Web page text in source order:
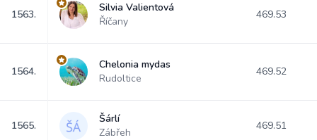
1563.
Silvia Valientová
Říčany
469.53
1564.
Chelonia mydas
Rudoltice
469.52
1565.
Šárlí
Zábřeh
469.51